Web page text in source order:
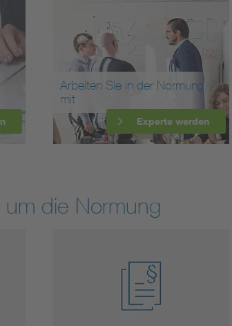
Arbeiten Sie in der Normung
mit
Experte werden
die Normung